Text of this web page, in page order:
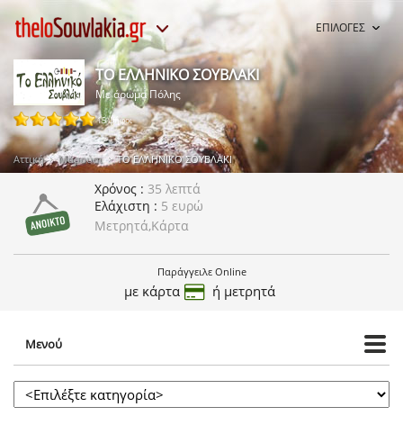
ΕΠΙΛΟΓΕΣ
ΤΟ ΕΛΛΗΝΙΚΟ ΣΟΥΒΛΑΚΙ
Με άρωμα Πόλης
15 ψήφοι
Αττική Μαρούσι ΤΟ ΕΛΛΗΝΙΚΟ ΣΟΥΒΛΑΚΙ
Χρόνος
35 λεπτά
Ελάχιστη
5 ευρώ
Μετρητά,Κάρτα
Παράγγειλε Online
με κάρτα ή μετρητά
Μενού